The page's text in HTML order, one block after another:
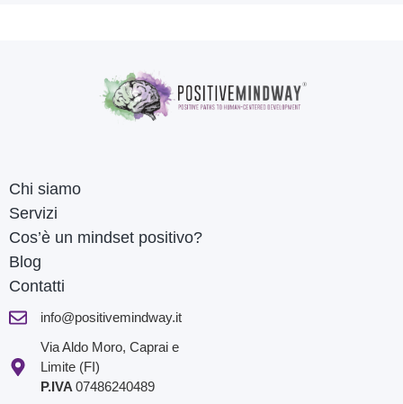
Chi siamo
Servizi
Cos’è un mindset positivo?
Blog
Contatti
info@positivemindway.it
Via Aldo Moro, Caprai e
Limite (FI)
P.IVA 07486240489